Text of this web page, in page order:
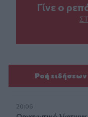
Γίνε ο
Ροή ειδήσεων
20:06